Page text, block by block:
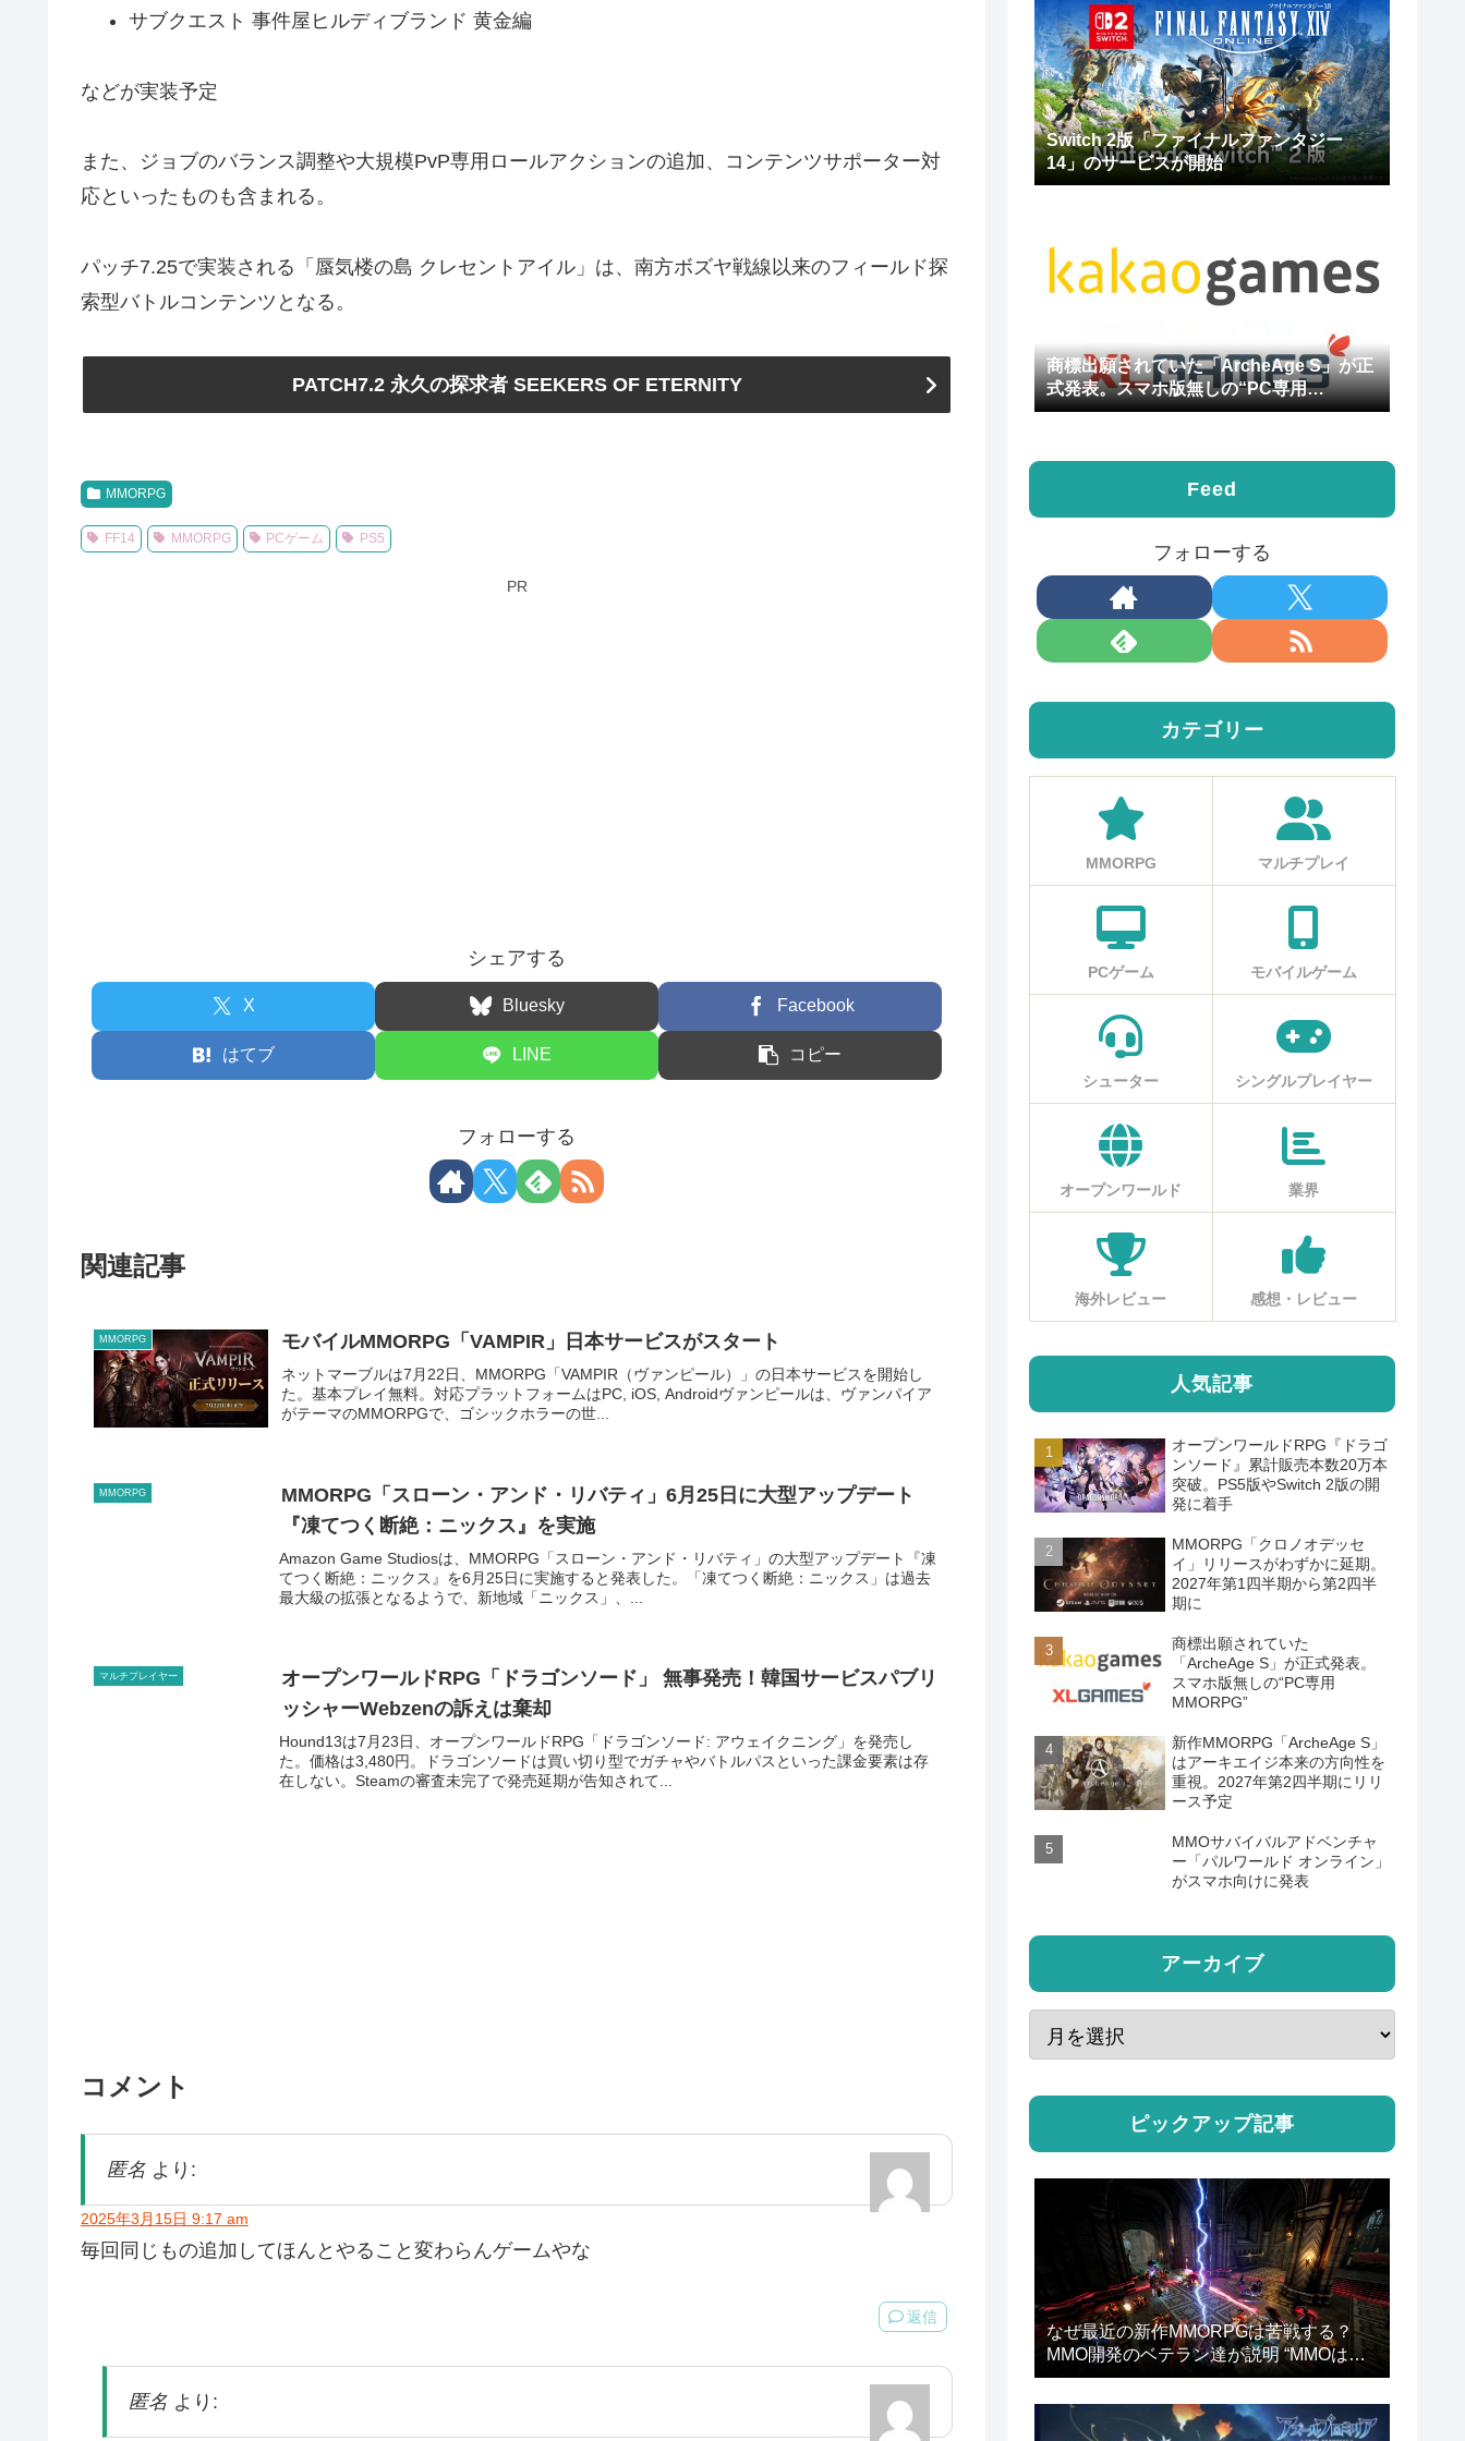
サブクエスト 事件屋ヒルディブランド 黄金編
などが実装予定
また、ジョブのバランス調整や大規模PvP専用ロールアクションの追加、コンテンツサポーター対
応といったものも含まれる。
パッチ7.25で実装される「蜃気楼の島 クレセントアイル」は、南方ボズヤ戦線以来のフィールド探
索型バトルコンテンツとなる。
PATCH7.2 永久の探求者 SEEKERS OF ETERNITY
MMORPG
FF14 MMORPG PCゲーム PS5
PR
シェアする
X Bluesky Facebook
はてブ LINE コピー
フォローする
関連記事
MMORPG モバイルMMORPG「VAMPIR」日本サービスがスタート
ネットマーブルは7月22日、MMORPG「VAMPIR（ヴァンピール）」の日本サービスを開始し
た。基本プレイ無料。対応プラットフォームはPC, iOS, Androidヴァンピールは、ヴァンパイア
がテーマのMMORPGで、ゴシックホラーの世...
MMORPG
MMORPG「スローン・アンド・リバティ」6月25日に大型アップデート
『凍てつく断絶：ニックス』を実施
Amazon Game Studiosは、MMORPG「スローン・アンド・リバティ」の大型アップデート『凍
てつく断絶：ニックス』を6月25日に実施すると発表した。「凍てつく断絶：ニックス」は過去
最大級の拡張となるようで、新地域「ニックス」、...
マルチプレイヤー
オープンワールドRPG「ドラゴンソード」 無事発売！韓国サービスパブリ
ッシャーWebzenの訴えは棄却
Hound13は7月23日、オープンワールドRPG「ドラゴンソード: アウェイクニング」を発売し
た。価格は3,480円。ドラゴンソードは買い切り型でガチャやバトルパスといった課金要素は存
在しない。Steamの審査未完了で発売延期が告知されて...
コメント
匿名 より:
2025年3月15日 9:17 am
毎回同じもの追加してほんとやること変わらんゲームやな
返信
匿名 より:
Switch 2版「ファイナルファンタジー
14」のサービスが開始
商標出願されていた「ArcheAge S」が正
式発表。スマホ版無しの“PC専用
MMORPG”
Feed
フォローする
カテゴリー
MMORPG マルチプレイ
PCゲーム モバイルゲーム
シューター シングルプレイヤー
オープンワールド 業界
海外レビュー 感想・レビュー
人気記事
オープンワールドRPG『ドラゴ
ンソード』累計販売本数20万本
突破。PS5版やSwitch 2版の開
発に着手
MMORPG「クロノオデッセ
イ」リリースがわずかに延期。
2027年第1四半期から第2四半
期に
商標出願されていた
「ArcheAge S」が正式発表。
スマホ版無しの“PC専用
MMORPG”
新作MMORPG「ArcheAge S」
はアーキエイジ本来の方向性を
重視。2027年第2四半期にリリ
ース予定
MMOサバイバルアドベンチャ
ー「パルワールド オンライン」
がスマホ向けに発表
アーカイブ
ピックアップ記事
なぜ最近の新作MMORPGは苦戦する？
MMO開発のベテラン達が説明 “MMOは
『ゲーム』になりすぎた”